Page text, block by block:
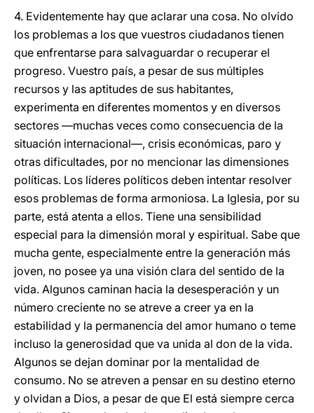
4. Evidentemente hay que aclarar una cosa. No olvido
los problemas a los que vuestros ciudadanos tienen
que enfrentarse para salvaguardar o recuperar el
progreso. Vuestro país, a pesar de sus múltiples
recursos y las aptitudes de sus habitantes,
experimenta en diferentes momentos y en diversos
sectores —muchas veces como consecuencia de la
situación internacional—, crisis económicas, paro y
otras dificultades, por no mencionar las dimensiones
políticas. Los líderes políticos deben intentar resolver
esos problemas de forma armoniosa. La Iglesia, por su
parte, está atenta a ellos. Tiene una sensibilidad
especial para la dimensión moral y espiritual. Sabe que
mucha gente, especialmente entre la generación más
joven, no posee ya una visión clara del sentido de la
vida. Algunos caminan hacia la desesperación y un
número creciente no se atreve a creer ya en la
estabilidad y la permanencia del amor humano o teme
incluso la generosidad que va unida al don de la vida.
Algunos se dejan dominar por la mentalidad de
consumo. No se atreven a pensar en su destino eterno
y olvidan a Dios, a pesar de que El está siempre cerca